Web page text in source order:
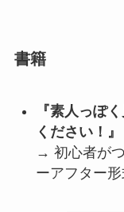
書籍
『素人っぽ
ください！』
→ 初心者が
ーアフター形